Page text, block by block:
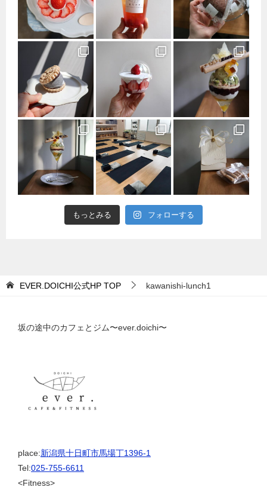
もっとみる フォローする
EVER.DOICHI公式HP TOP kawanishi-lunch1
坂の途中のカフェとジム〜ever.doichi〜
place:新潟県十日町市馬場丁1396-1
Tel:025-755-6611
<Fitness>